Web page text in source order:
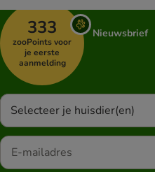
333
zooPoints voor
je eerste
aanmelding
Nieuwsbrief
Selecteer je huisdier(en)